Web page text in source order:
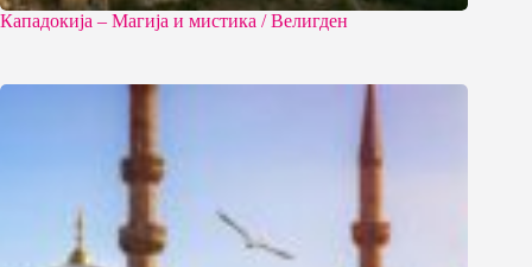
Кападокија – Магија и мистика / Велигден